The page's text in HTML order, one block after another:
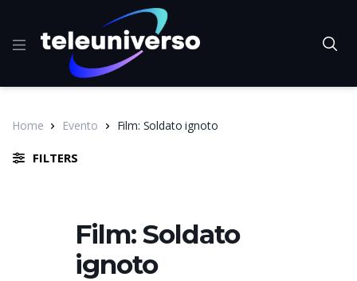
Home Evento Film: Soldato ignoto
FILTERS
Film: Soldato
ignoto